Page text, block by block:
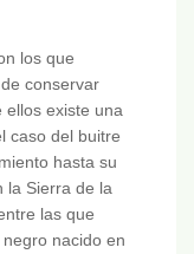
los que
conservar
ellos existe una
caso del buitre
hasta su
la Sierra de la
las que
nacido en